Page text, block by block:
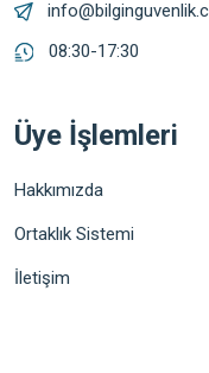
08:30-17:30
Üye İşlemleri
Hakkımızda
Ortaklık Sistemi
İletişim